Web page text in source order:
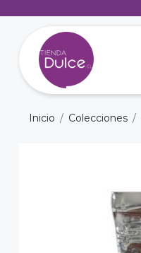
Inicio Colecciones